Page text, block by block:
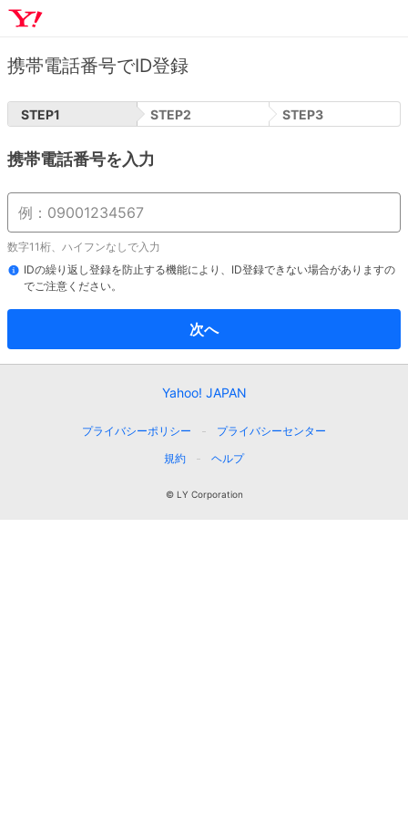
携帯電話番号でID登録
STEP1 STEP2 STEP3
携帯電話番号を入力
数字11桁、ハイフンなしで入力
IDの繰り返し登録を防止する機能により、ID登録できない場合がありますの
でご注意ください。
次へ
Yahoo! JAPAN
プライバシーポリシー
プライバシーセンター
規約
ヘルプ
© LY Corporation